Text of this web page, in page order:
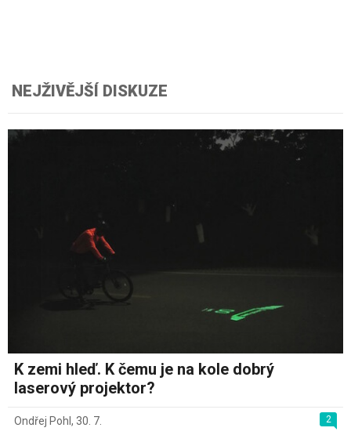
NEJŽIVĚJŠÍ DISKUZE
K zemi hleď. K čemu je na kole dobrý
laserový projektor?
2
Ondřej Pohl, 30. 7.